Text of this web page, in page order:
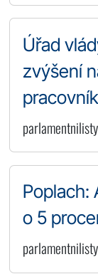
Úřad
zvýšení
Poplach:
o 5